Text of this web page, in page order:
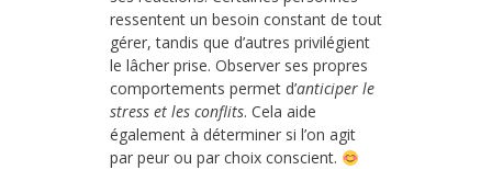
ressentent un besoin constant de tout
gérer, tandis que d’autres privilégient
le lâcher prise. Observer ses propres
comportements permet d’anticiper le
stress et les conflits. Cela aide
également à déterminer si l’on agit
par peur ou par choix conscient.